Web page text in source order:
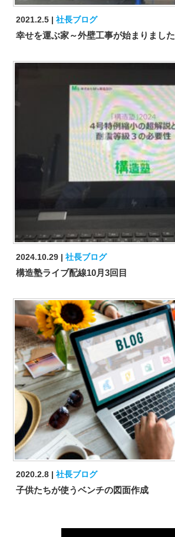
2021.2.5 社長ブログ
幸せを運ぶ家～外壁工事が始まりました
2024.10.29 社長ブログ
構造塾ライブ配線10月3回目
2020.2.8 社長ブログ
子供たちが使うベンチの図面作成